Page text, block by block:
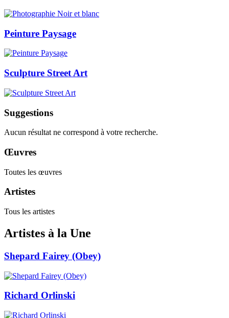
Peinture Paysage
Sculpture Street Art
Suggestions
Aucun résultat ne correspond à votre recherche.
Œuvres
Toutes les œuvres
Artistes
Tous les artistes
Artistes à la Une
Shepard Fairey (Obey)
Richard Orlinski